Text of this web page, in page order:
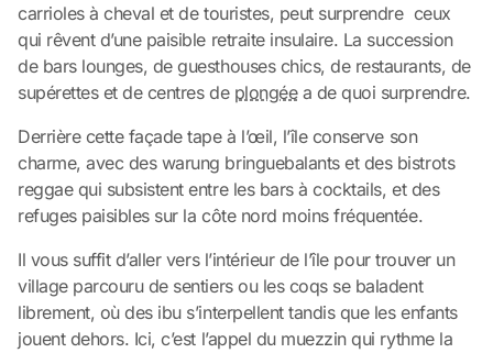
carrioles à cheval et de touristes, peut surprendre ceux
qui rêvent d’une paisible retraite insulaire. La succession
de bars lounges, de guesthouses chics, de restaurants, de
supérettes et de centres de plongéea de quoi surprendre.
Derrière cette façade tape à l’œil, l’île conserve son
charme, avec des warung bringuebalants et des bistrots
reggae qui subsistent entre les bars à cocktails, et des
refuges paisibles sur la côte nord moins fréquentée.
Il vous suffit d’aller vers l’intérieur de l’île pour trouver un
village parcouru de sentiers ou les coqs se baladent
librement, où des ibu s’interpellent tandis que les enfants
jouent dehors. Ici, c’est l’appel du muezzin qui rythme la